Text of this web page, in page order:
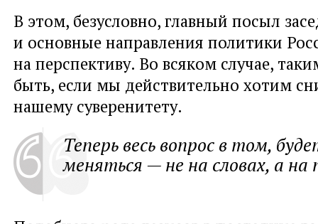
В этом, безусловно, главный посыл
и основные направления политики
на перспективу. Во всяком случае,
быть, если мы действительно хотим
нашему суверенитету.
Теперь весь вопрос в том,
меняться — не на словах, а на